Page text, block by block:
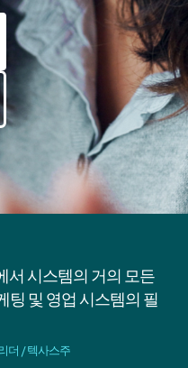
서 시스템의 거의 모든
팅 및 영업 시스템의 필
더 / 텍사스주